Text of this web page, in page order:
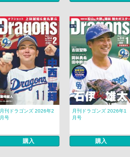
月刊ドラゴンズ 2026年2
月号
購入
月刊ドラゴンズ 2026年1
月号
購入